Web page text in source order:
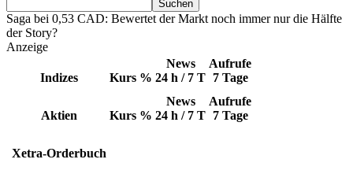
Saga bei 0,53 CAD: Bewertet der Markt noch immer nur die Hälfte
der Story?
Anzeige
Indizes Kurs %
News
24 h / 7 T
Aufrufe
7 Tage
Aktien Kurs %
News
24 h / 7 T
Aufrufe
7 Tage
Xetra-Orderbuch